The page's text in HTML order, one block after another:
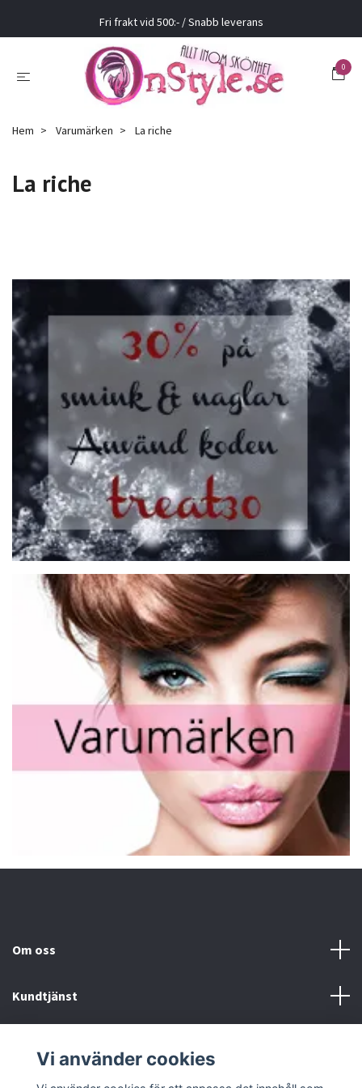
Fri frakt vid 500:- / Snabb leverans
0
Hem Varumärken La riche
La riche
Om oss
Kundtjänst
Vi använder cookies